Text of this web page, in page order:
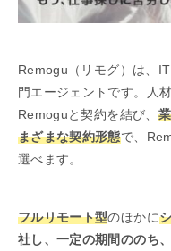
Remogu（リモグ）は、
門エージェントです。人
Remoguと契約を結び、
まざまな契約形態で、
選べます。
フルリモート型のほかに
社し、一定の期間ののち